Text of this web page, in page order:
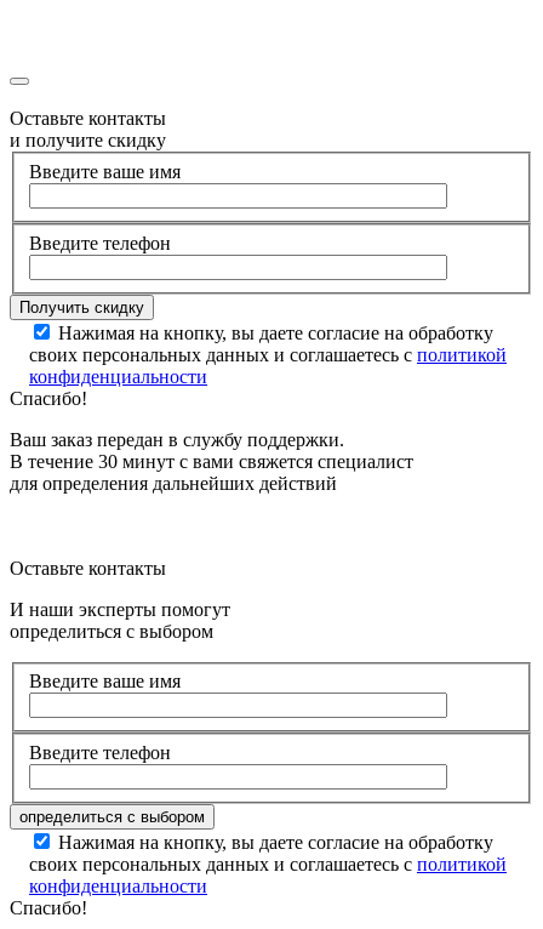
Оставьте контакты
и получите скидку
Введите ваше имя
Введите телефон
Нажимая на кнопку, вы даете согласие на обработку
своих персональных данных и соглашаетесь с политикой
конфиденциальности
Спасибо!
Ваш заказ передан в службу поддержки.
В течение 30 минут с вами свяжется специалист
для определения дальнейших действий
Оставьте контакты
И наши эксперты помогут
определиться с выбором
Введите ваше имя
Введите телефон
Нажимая на кнопку, вы даете согласие на обработку
своих персональных данных и соглашаетесь с политикой
конфиденциальности
Спасибо!